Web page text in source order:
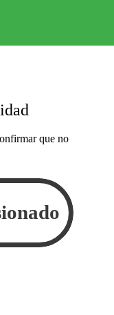
que no